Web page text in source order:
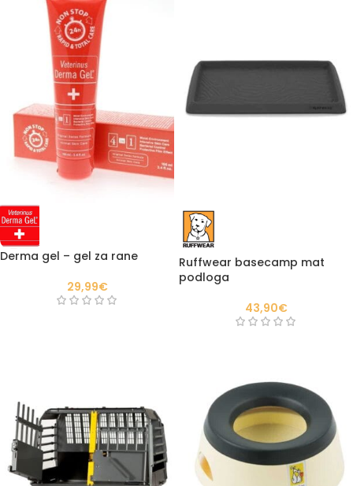
Derma gel – gel za rane
29,99€
Ruffwear basecamp mat
podloga
43,90€